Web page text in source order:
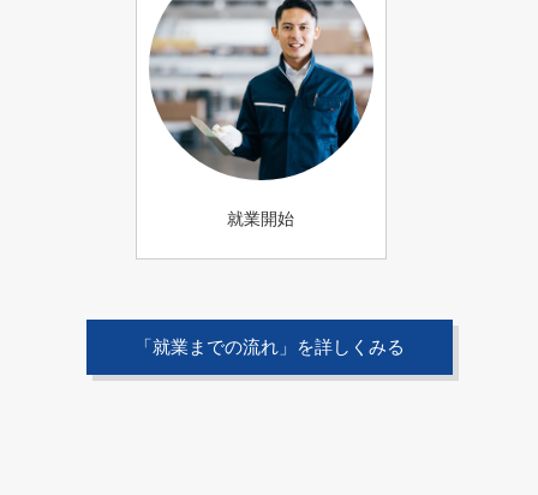
就業開始
「就業までの流れ」を詳しくみる